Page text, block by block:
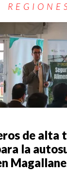
de alta
la